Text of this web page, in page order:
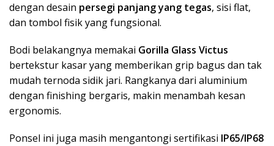
dengan desain persegi panjang yang tegas, sisi flat,
dan tombol fisik yang fungsional.
Bodi belakangnya memakai Gorilla Glass Victus
bertekstur kasar yang memberikan grip bagus dan tak
mudah ternoda sidik jari. Rangkanya dari aluminium
dengan finishing bergaris, makin menambah kesan
ergonomis.
Ponsel ini juga masih mengantongi sertifikasi IP65/IP68